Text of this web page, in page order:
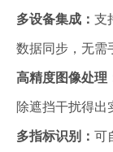
多设备集成： 支
数据同步，无需
高精度图像处理
除遮挡干扰得出
多指标识别： 可